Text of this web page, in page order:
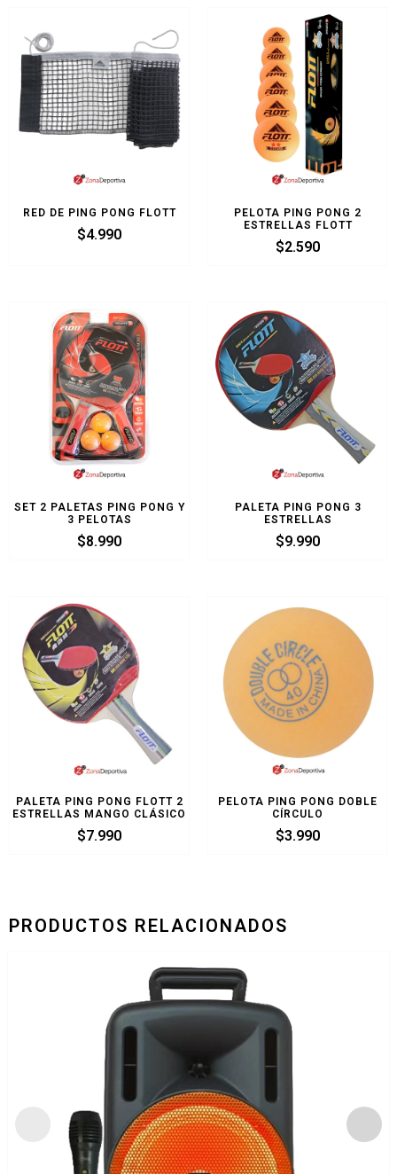
RED DE PING PONG FLOTT
$4.990
PELOTA PING PONG 2
ESTRELLAS FLOTT
$2.590
SET 2 PALETAS PING PONG Y
3 PELOTAS
$8.990
PALETA PING PONG 3
ESTRELLAS
$9.990
PALETA PING PONG FLOTT 2
ESTRELLAS MANGO CLÁSICO
$7.990
PELOTA PING PONG DOBLE
CÍRCULO
$3.990
PRODUCTOS RELACIONADOS